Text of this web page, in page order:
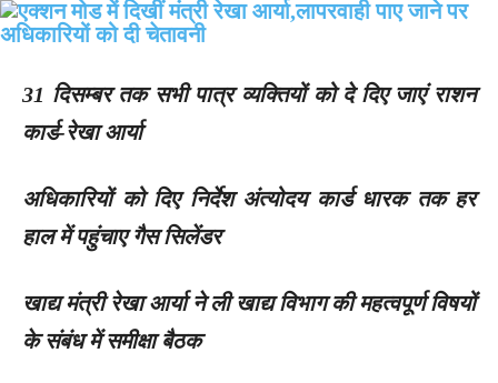
31 दिसम्बर तक सभी पात्र व्यक्तियों को दे दिए जाएं राशन
कार्ड-रेखा आर्या
अधिकारियों को दिए निर्देश अंत्योदय कार्ड धारक तक हर
हाल में पहुंचाए गैस सिलेंडर
खाद्य मंत्री रेखा आर्या ने ली खाद्य विभाग की महत्वपूर्ण विषयों
के संबंध में समीक्षा बैठक